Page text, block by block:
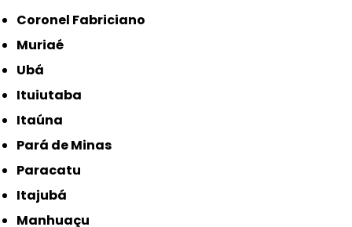
Coronel Fabriciano
Muriaé
Ubá
Ituiutaba
Itaúna
Pará de Minas
Paracatu
Itajubá
Manhuaçu